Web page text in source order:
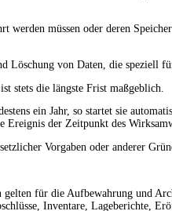
werden müssen oder deren
von Daten, die speziell
stets die längste Frist maßgeblich.
ein Jahr, so startet sie
der Zeitpunkt des
Vorgaben oder anderer
für die Aufbewahrung und
Inventare, Lageberichte,